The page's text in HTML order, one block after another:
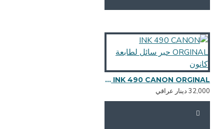
INK 490 CANON ORGINAL حبر سائل لطابعة كانون
دينار عراقي